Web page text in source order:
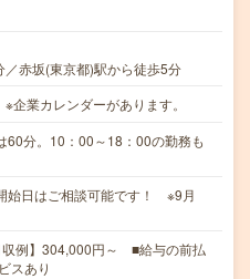
赤坂(東京都)駅から徒歩5分
業カレンダーがあります。
分。10：00～18：00の勤務も
日はご相談可能です！ ※9月
例】304,000円～ ■給与の前払
スあり